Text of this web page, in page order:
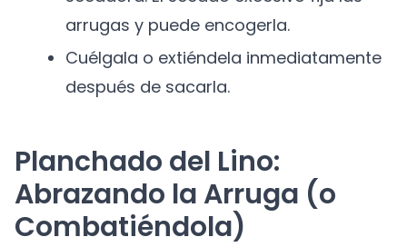
arrugas y puede encogerla.
Cuélgala o extiéndela inmediatamente
después de sacarla.
Planchado del Lino:
Abrazando la Arruga (o
Combatiéndola)